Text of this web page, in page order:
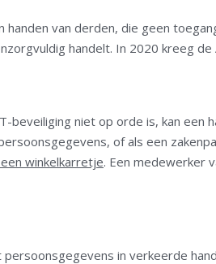
handen van derden, die geen
handelt. In 2020 kreeg
beveiliging niet op orde is, kan
of als een
winkelkarretje. Een medewerker
in verkeerde